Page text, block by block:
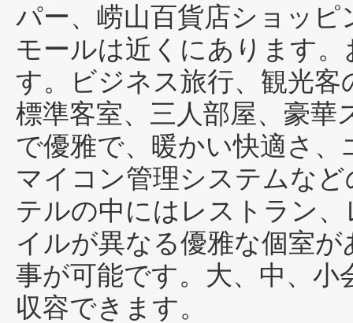
パー、崂山百貨店ショッ
モールは近くにあります
す。ビジネス旅行、観光
標準客室、三人部屋、豪華
で優雅で、暖かい快適さ
マイコン管理システムな
テルの中にはレストラン
イルが異なる優雅な個室
事が可能です。大、中、小
収容できます。